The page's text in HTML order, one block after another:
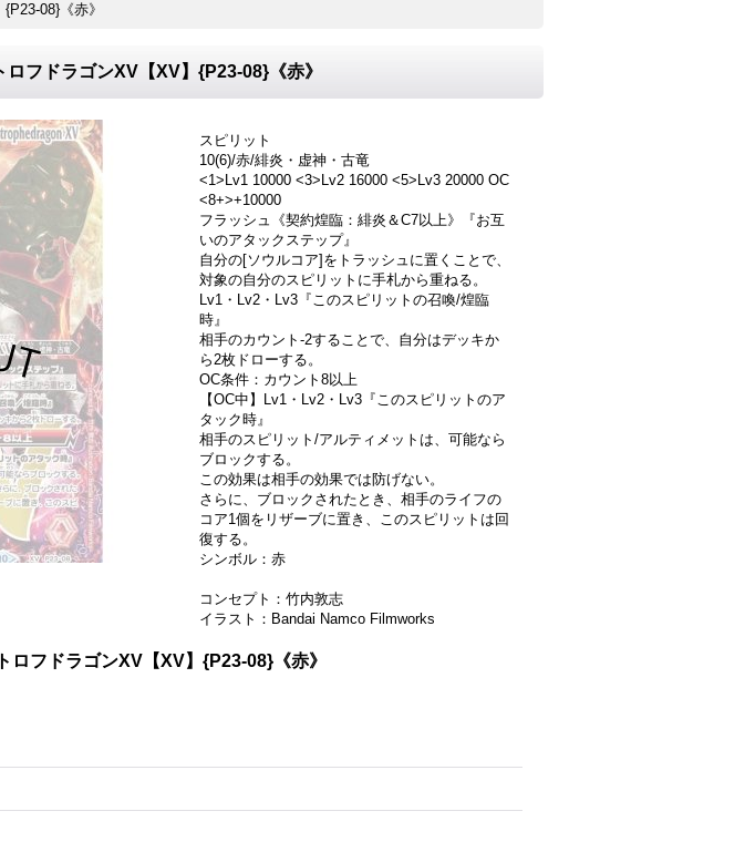
08}《赤》
フドラゴンXV【XV】{P23-08}《赤》
スピリット
10(6)/赤/緋炎・虚神・古竜
<1>Lv1 10000 <3>Lv2 16000 <5>Lv3 20000 OC
<8+>+10000
フラッシュ《契約煌臨：緋炎＆C7以上》『お互
いのアタックステップ』
自分の[ソウルコア]をトラッシュに置くことで、
対象の自分のスピリットに手札から重ねる。
Lv1・Lv2・Lv3『このスピリットの召喚/煌臨
時』
相手のカウント-2することで、自分はデッキか
ら2枚ドローする。
OC条件：カウント8以上
【OC中】Lv1・Lv2・Lv3『このスピリットのア
タック時』
相手のスピリット/アルティメットは、可能なら
ブロックする。
この効果は相手の効果では防げない。
さらに、ブロックされたとき、相手のライフの
コア1個をリザーブに置き、このスピリットは回
復する。
シンボル：赤
コンセプト：竹内敦志
イラスト：Bandai Namco Filmworks
ロフドラゴンXV【XV】{P23-08}《赤》